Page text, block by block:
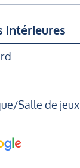
intérieures
Salle de jeux